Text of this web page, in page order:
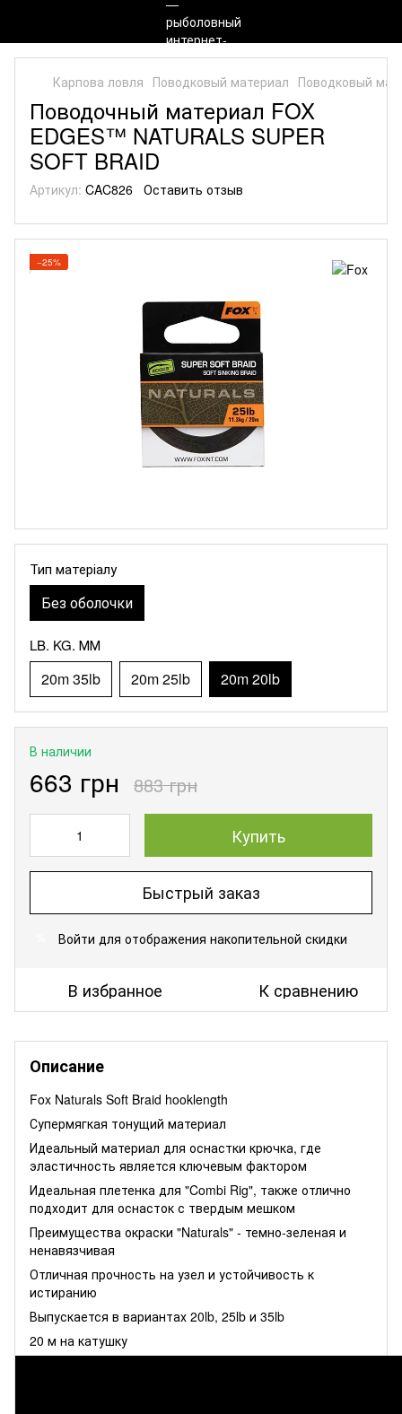
Карпова ловля Поводковый материал Поводковый
Поводочный материал FOX
EDGES™ NATURALS SUPER
SOFT BRAID
Артикул: CAC826 Оставить отзыв
−25%
Тип матеріалу
Без оболочки
LB. KG. ММ
20m 35lb 20m 25lb 20m 20lb
В наличии
663 грн 883 грн
Купить
Быстрый заказ
Войти для отображения накопительной скидки
В избранное К сравнению
Описание
Fox Naturals Soft Braid hooklength
Супермягкая тонущий материал
Идеальный материал для оснастки крючка, где
эластичность является ключевым фактором
Идеальная плетенка для "Combi Rig", также отлично
подходит для оснасток с твердым мешком
Преимущества окраски "Naturals" - темно-зеленая и
ненавязчивая
Отличная прочность на узел и устойчивость к
истиранию
Выпускается в вариантах 20lb, 25lb и 35lb
20 м на катушку